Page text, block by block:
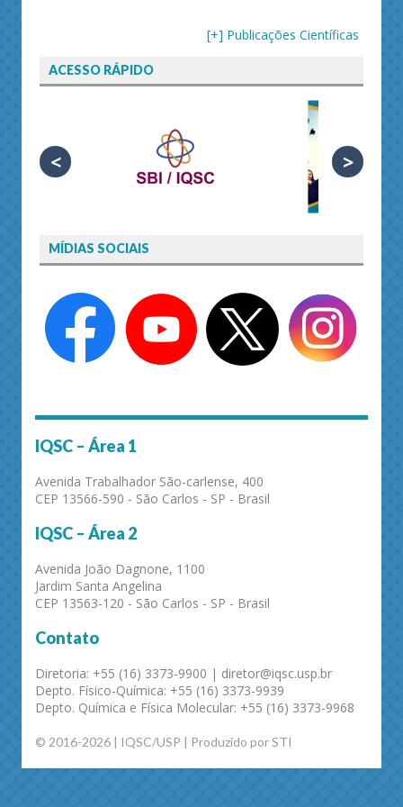
[+] Publicações Científicas
ACESSO RÁPIDO
< >
MÍDIAS SOCIAIS
IQSC – Área 1
Avenida Trabalhador São-carlense, 400
CEP 13566-590 - São Carlos - SP - Brasil
IQSC – Área 2
Avenida João Dagnone, 1100
Jardim Santa Angelina
CEP 13563-120 - São Carlos - SP - Brasil
Contato
Diretoria: +55 (16) 3373-9900 | diretor@iqsc.usp.br
Depto. Físico-Química: +55 (16) 3373-9939
Depto. Química e Física Molecular: +55 (16) 3373-9968
© 2016-2026 | IQSC/USP | Produzido por STI